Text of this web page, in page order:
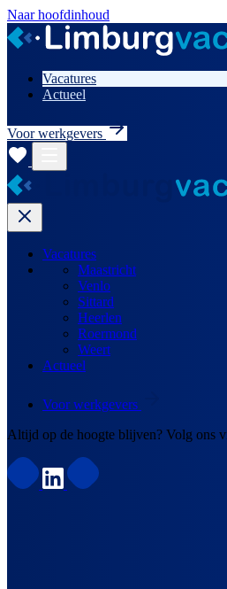
Naar hoofdinhoud
Vacatures
Actueel
Voor werkgevers
Vacatures
Maastricht
Venlo
Sittard
Heerlen
Roermond
Weert
Actueel
Voor werkgevers
Altijd op de hoogte blijven? Volg ons